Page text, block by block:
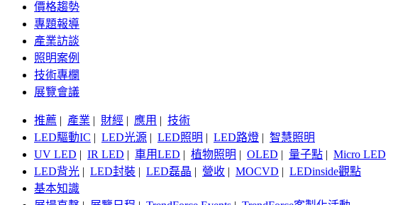
價格趨勢
專題報導
產業訪談
照明案例
技術專欄
展覽會議
推薦 | 產業 | 財經 | 應用 | 技術
LED驅動IC | LED光源 | LED照明 | LED路燈 | 智慧照明
UV LED | IR LED | 車用LED | 植物照明 | OLED | 量子點 | Micro LED
LED背光 | LED封裝 | LED磊晶 | 營收 | MOCVD | LEDinside觀點
基本知識